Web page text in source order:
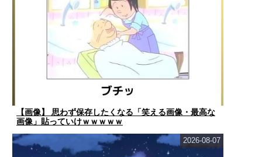
【画像】 思わず保存したくなる「笑える画像・最高な
画像」貼っていけｗｗｗｗｗ
2026-08-07